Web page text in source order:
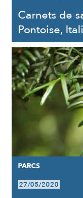
Carnets de
Pontoise,
PARCS
27/05/2020